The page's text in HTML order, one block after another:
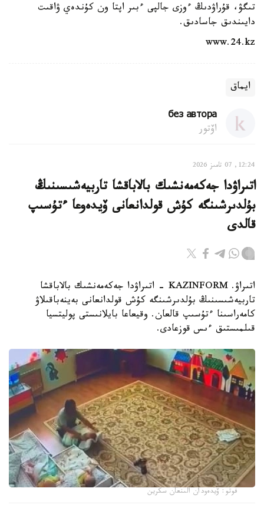
تىگۋ، قۇراۋدىڭ ءوزى جالپى ءبىر اپتا ون كۇندەي ۋاقىت
دايىندىق جاسادىق.
www.24.kz
ايماق
без автора
اۆتور
12:24, 07 تامىز 2026
اتىراۋدا جەكەمەنشىك بالاباقشا تاربيەشىسىنىڭ
بۇلدىرشىنگە كۇش قولدانعانى ۆيدەوعا ءتۇسىپ
قالدى
اتىراۋ. KAZINFORM - اتىراۋدا جەكەمەنشىك بالاباقشا
تاربيەشىسىنىڭ بۇلدىرشىنگە كۇش قولدانعانى بەينەباقىلاۋ
كامەراسىنا ءتۇسىپ قالعان. وقيعاعا بايلانىستى پوليتسيا
قىلمىستىق ءىس قوزعادى.
فوتو: ۆيدەودان الىنعان سكرين